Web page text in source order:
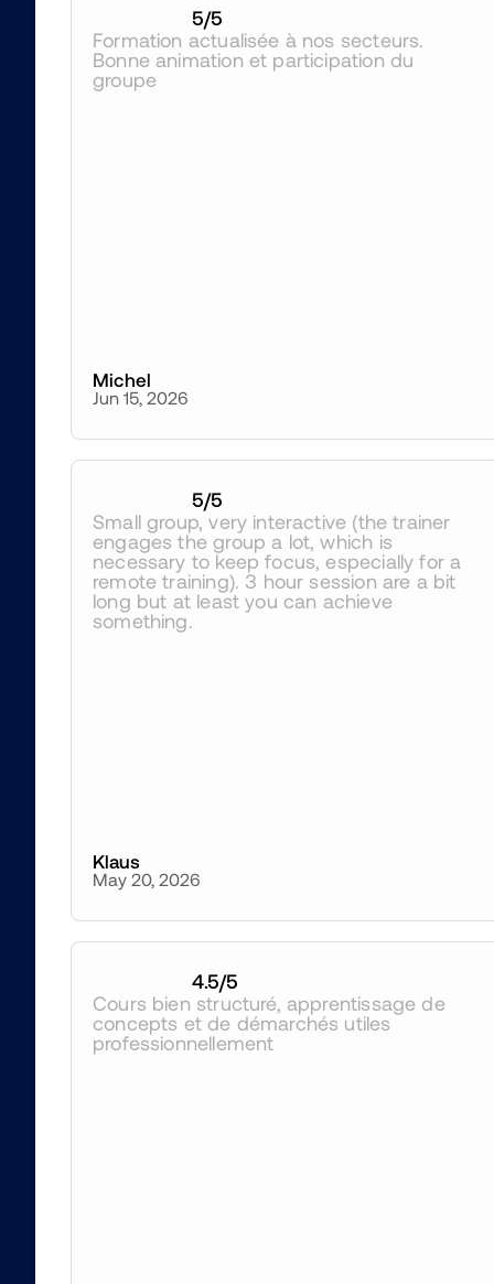
5/5
Formation actualisée à nos secteurs.
Bonne animation et participation du
groupe
Michel
Jun 15, 2026
5/5
Small group, very interactive (the trainer
engages the group a lot, which is
necessary to keep focus, especially for a
remote training). 3 hour session are a bit
long but at least you can achieve
something.
Klaus
May 20, 2026
4.5/5
Cours bien structuré, apprentissage de
concepts et de démarchés utiles
professionnellement